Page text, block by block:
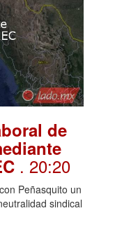
de
. 20:20
Peñasquito un
sindical